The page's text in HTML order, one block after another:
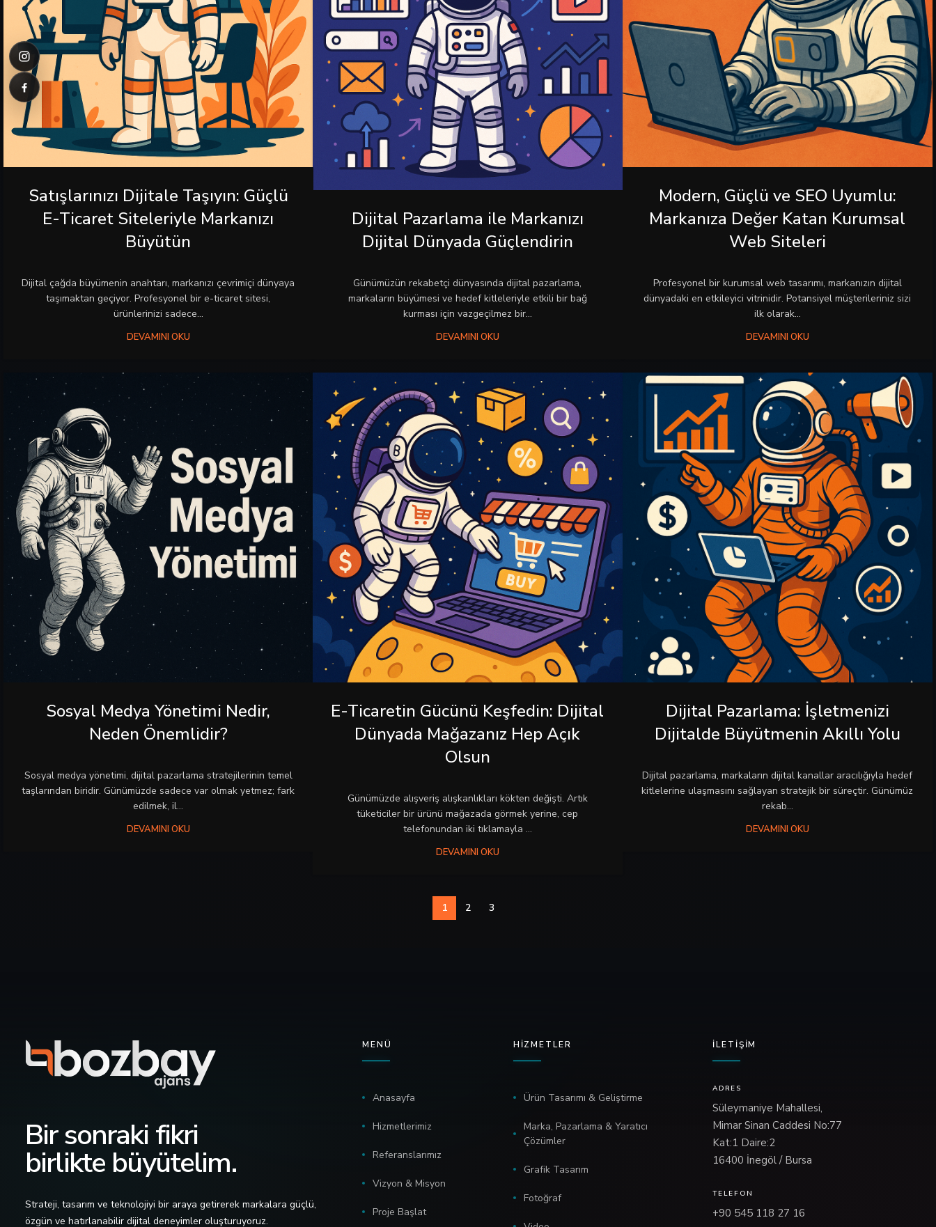
Satışlarınızı Dijitale Taşıyın: Güçlü
E-Ticaret Siteleriyle Markanızı
Büyütün
Dijital çağda büyümenin anahtarı, markanızı çevrimiçi dünyaya
taşımaktan geçiyor. Profesyonel bir e-ticaret sitesi,
ürünlerinizi sadece...
DEVAMINI OKU
Modern, Güçlü ve SEO Uyumlu:
Markanıza Değer Katan Kurumsal
Web Siteleri
Profesyonel bir kurumsal web tasarımı, markanızın dijital
dünyadaki en etkileyici vitrinidir. Potansiyel müşterileriniz sizi
ilk olarak...
DEVAMINI OKU
Dijital Pazarlama ile Markanızı
Dijital Dünyada Güçlendirin
Günümüzün rekabetçi dünyasında dijital pazarlama,
markaların büyümesi ve hedef kitleleriyle etkili bir bağ
kurması için vazgeçilmez bir...
DEVAMINI OKU
Sosyal Medya Yönetimi Nedir,
Neden Önemlidir?
Sosyal medya yönetimi, dijital pazarlama stratejilerinin temel
taşlarından biridir. Günümüzde sadece var olmak yetmez; fark
edilmek, il...
DEVAMINI OKU
E-Ticaretin Gücünü Keşfedin: Dijital
Dünyada Mağazanız Hep Açık
Olsun
Günümüzde alışveriş alışkanlıkları kökten değişti. Artık
tüketiciler bir ürünü mağazada görmek yerine, cep
telefonundan iki tıklamayla ...
DEVAMINI OKU
Dijital Pazarlama: İşletmenizi
Dijitalde Büyütmenin Akıllı Yolu
Dijital pazarlama, markaların dijital kanallar aracılığıyla hedef
kitlelerine ulaşmasını sağlayan stratejik bir süreçtir. Günümüz
rekab...
DEVAMINI OKU
1 2 3
Bir sonraki fikri
birlikte büyütelim.
Strateji, tasarım ve teknolojiyi bir araya getirerek markalara güçlü,
özgün ve hatırlanabilir dijital deneyimler oluşturuyoruz.
MENÜ
Anasayfa
Hizmetlerimiz
Referanslarımız
Vizyon & Misyon
Proje Başlat
HIZMETLER
Ürün Tasarımı & Geliştirme
Marka, Pazarlama & Yaratıcı
Çözümler
Grafik Tasarım
Fotoğraf
İLETIŞIM
ADRES
Süleymaniye Mahallesi,
Mimar Sinan Caddesi No:77
Kat:1 Daire:2
16400 İnegöl / Bursa
TELEFON
+90 545 118 27 16